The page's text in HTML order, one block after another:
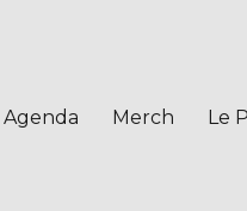
Agenda Merch Le